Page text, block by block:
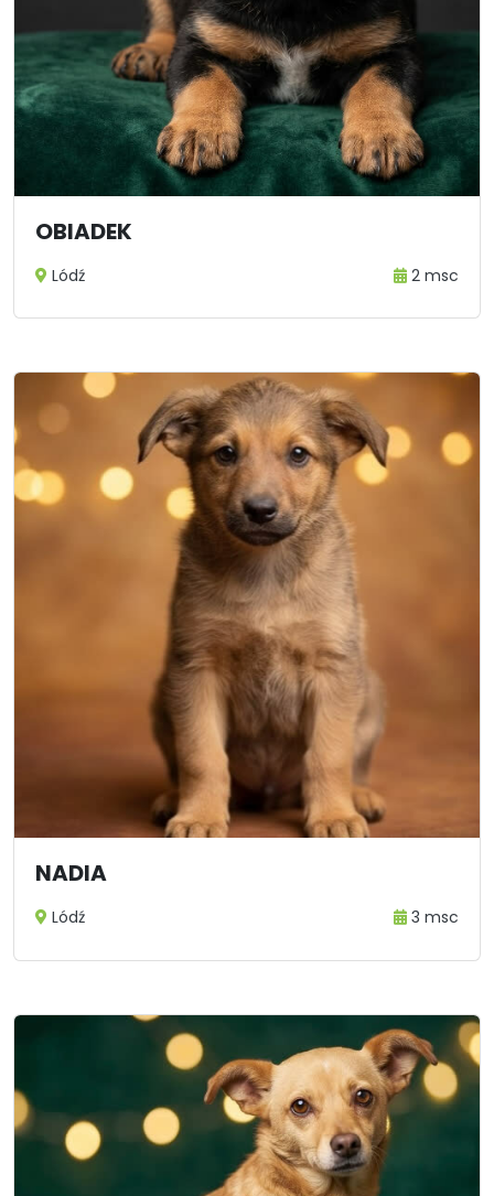
OBIADEK
Lódź 2 msc
NADIA
Lódź 3 msc